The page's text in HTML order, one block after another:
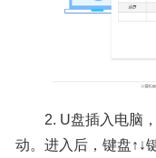
2. U盘插入电脑，
动。进入后，键盘↑↓